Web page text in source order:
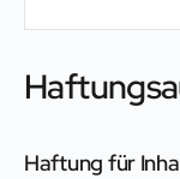
Haftung für